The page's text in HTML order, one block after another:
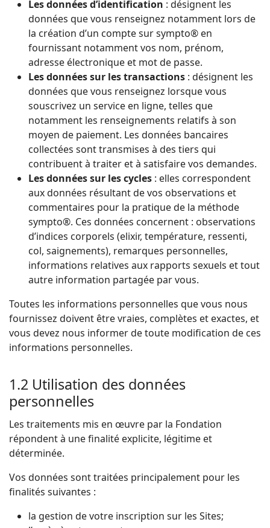
Les données d’identification : désignent les
données que vous renseignez notamment lors de
la création d’un compte sur sympto® en
fournissant notamment vos nom, prénom,
adresse électronique et mot de passe.
Les données sur les transactions : désignent les
données que vous renseignez lorsque vous
souscrivez un service en ligne, telles que
notamment les renseignements relatifs à son
moyen de paiement. Les données bancaires
collectées sont transmises à des tiers qui
contribuent à traiter et à satisfaire vos demandes.
Les données sur les cycles : elles correspondent
aux données résultant de vos observations et
commentaires pour la pratique de la méthode
sympto®. Ces données concernent : observations
d’indices corporels (elixir, température, ressenti,
col, saignements), remarques personnelles,
informations relatives aux rapports sexuels et tout
autre information partagée par vous.
Toutes les informations personnelles que vous nous
fournissez doivent être vraies, complètes et exactes, et
vous devez nous informer de toute modification de ces
informations personnelles.
1.2 Utilisation des données
personnelles
Les traitements mis en œuvre par la Fondation
répondent à une finalité explicite, légitime et
déterminée.
Vos données sont traitées principalement pour les
finalités suivantes :
la gestion de votre inscription sur les Sites;